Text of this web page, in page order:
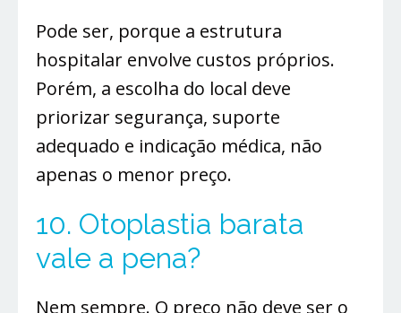
Pode ser, porque a estrutura
hospitalar envolve custos próprios.
Porém, a escolha do local deve
priorizar segurança, suporte
adequado e indicação médica, não
apenas o menor preço.
10. Otoplastia barata
vale a pena?
Nem sempre. O preço não deve ser o